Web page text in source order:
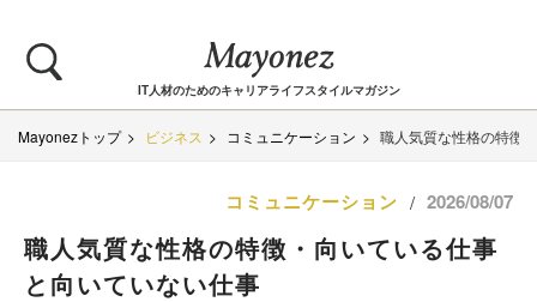
IT人材のためのキャリアライフスタイルマガジン
Mayonezトップ ビジネス コミュニケーション 職人気質な性格の特徴
コミュニケーション / 2026/08/07
職人気質な性格の特徴・向いている仕事
と向いていない仕事